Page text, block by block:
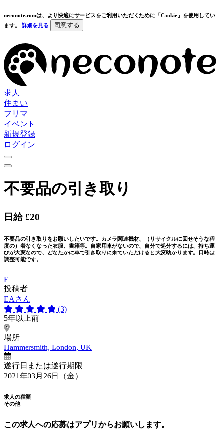
neconote.comは、より快適にサービスをご利用いただくために「Cookie」を使用してい
ます。 詳細を見る 同意する
求人
住まい
フリマ
イベント
新規登録
ログイン
不要品の引き取り
日給 £20
不要品の引き取りをお願いしたいです。カメラ関連機材、（リサイクルに回せそうな程
度の）着なくなった衣服、書籍等。自家用車がないので、自分で処分するには、持ち運
びが大変なので、どなたかに車で引き取りに来ていただけると大変助かります。日時は
調整可能です。
E
投稿者
EAさん
(3)
5年以上前
場所
Hammersmith, London, UK
遂行日または遂行期限
2021年03月26日（金）
求人の種類
その他
この求人への応募はアプリからお願いします。